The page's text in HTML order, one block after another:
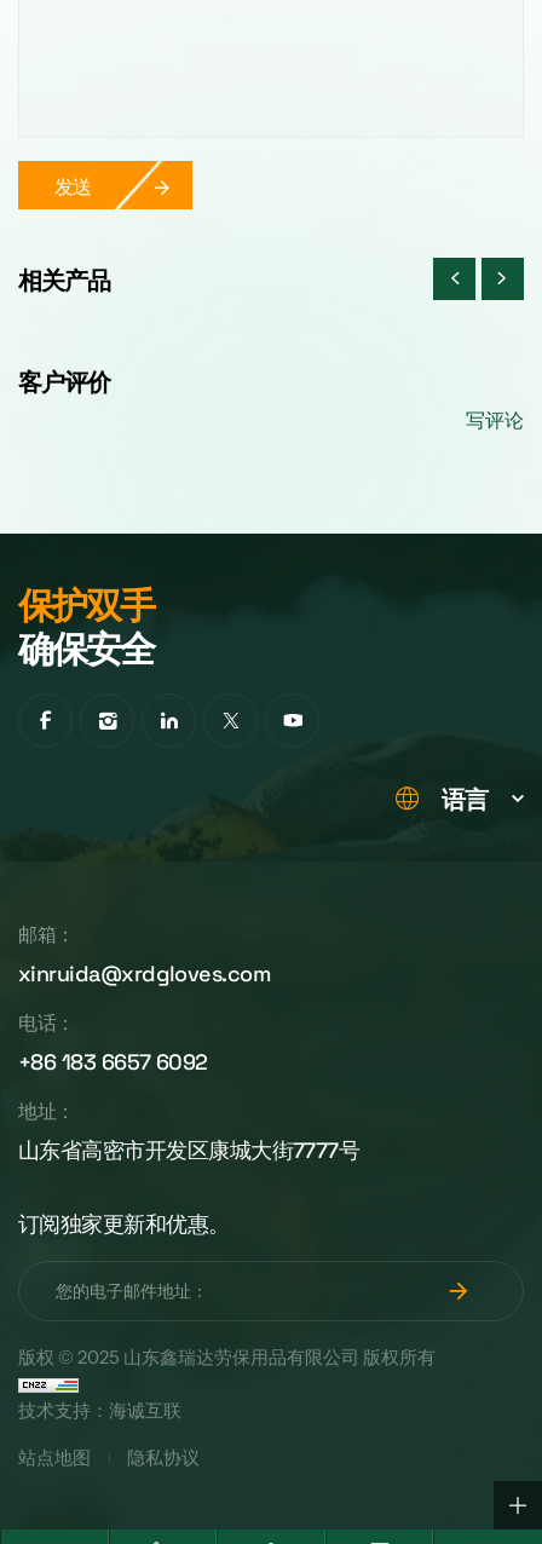
发送
相关产品
客户评价
写评论
保护双手
确保安全
语言
邮箱：
xinruida@xrdgloves.com
电话：
+86 183 6657 6092
地址：
山东省高密市开发区康城大街7777号
订阅独家更新和优惠。
版权 © 2025 山东鑫瑞达劳保用品有限公司 版权所有
技术支持：海诚互联
站点地图 隐私协议